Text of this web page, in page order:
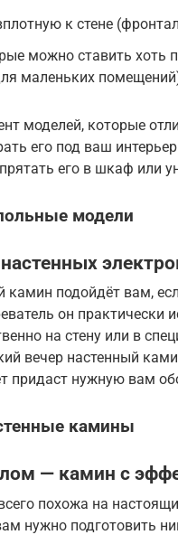
к стене
можно ставить хоть
маленьких
моделей, которые
его под ваш
его в шкаф или
модели
камин подойдёт вам,
он практически
на стену или в
вечер настенный
придаст нужную вам
камины
— камин с
похожа на
нужно подготовить